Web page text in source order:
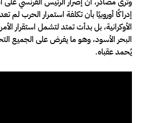
إدراكًا أوروبيًا بأن تكلفة استمرار الحرب لم
الأوكرانية، بل بدأت تمتد لتشمل استقرار
البحر الأسود، وهو ما يفرض على الجميع
يُحمد عقباه.